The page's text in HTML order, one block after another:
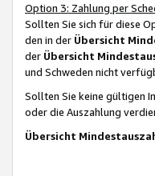
Option 3: Zahlung per
Sollten Sie sich für diese
den in der Übersicht
der Übersicht
und Schweden nicht
Sollten Sie keine gültigen
oder die Auszahlung
Übersicht